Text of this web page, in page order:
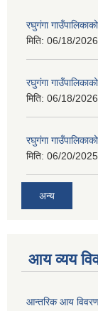
रघुगंगा
मिति: 06/18/
रघुगंगा
मिति: 06/18/
रघुगंगा
मिति: 06/20/
अन्य
आय व्यय
आन्तरिक आय